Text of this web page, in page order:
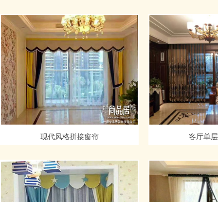
现代风格拼接窗帘 客厅单